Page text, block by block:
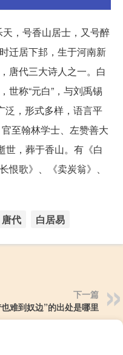
，号香山居士，又号醉
迁居下邽，生于河南新
唐代三大诗人之一。白
世称“元白”，与刘禹锡
泛，形式多样，语言平
官至翰林学士、左赞善大
世，葬于香山。有《白
恨歌》、《卖炭翁》、
唐代 白居易
下一篇
难到奴边”的出处是哪里